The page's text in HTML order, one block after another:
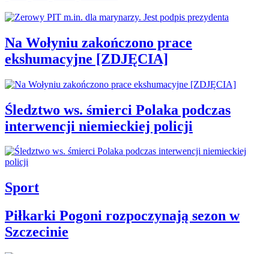
Na Wołyniu zakończono prace
ekshumacyjne [ZDJĘCIA]
Śledztwo ws. śmierci Polaka podczas
interwencji niemieckiej policji
Sport
Piłkarki Pogoni rozpoczynają sezon w
Szczecinie